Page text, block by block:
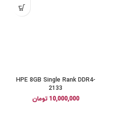
HPE 8GB Single Rank DDR4-
2133
10,000,000 تومان